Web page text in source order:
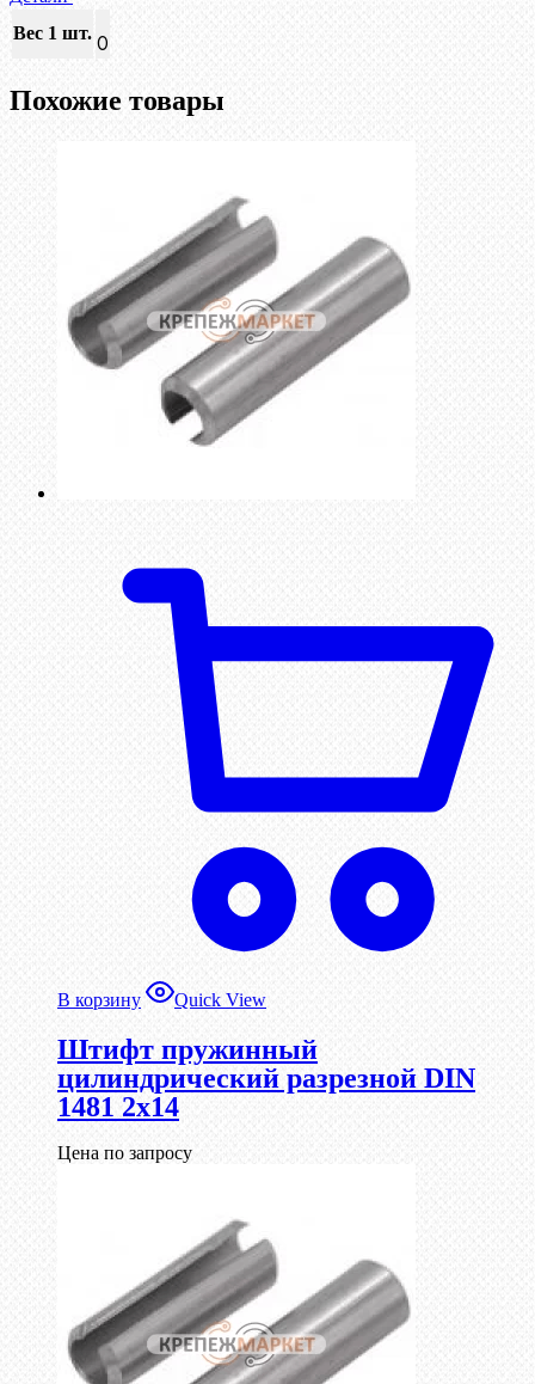
Вес 1 шт. 0
Похожие товары
В корзину Quick View
Штифт пружинный
цилиндрический разрезной DIN
1481 2х14
Цена по запросу